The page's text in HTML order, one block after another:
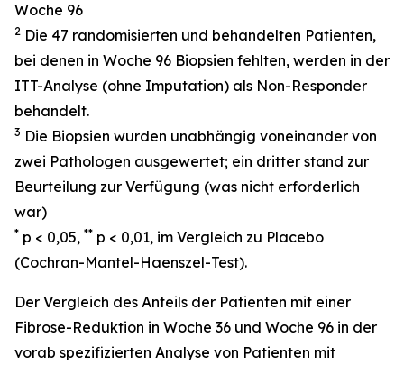
Woche 96
2 Die 47 randomisierten und behandelten Patienten,
bei denen in Woche 96 Biopsien fehlten, werden in der
ITT-Analyse (ohne Imputation) als Non-Responder
behandelt.
3 Die Biopsien wurden unabhängig voneinander von
zwei Pathologen ausgewertet; ein dritter stand zur
Beurteilung zur Verfügung (was nicht erforderlich
war)
* p < 0,05, ** p < 0,01, im Vergleich zu Placebo
(Cochran-Mantel-Haenszel-Test).
Der Vergleich des Anteils der Patienten mit einer
Fibrose-Reduktion in Woche 36 und Woche 96 in der
vorab spezifizierten Analyse von Patienten mit